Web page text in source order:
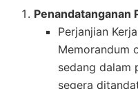
Penandatanganan
Perjanjian
Memorandum
sedang dalam
segera